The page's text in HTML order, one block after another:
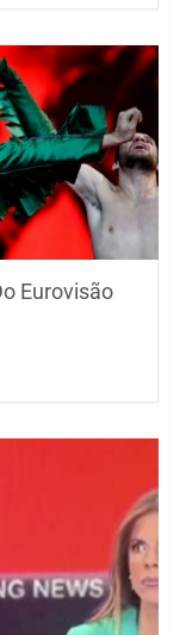
Eurovisão